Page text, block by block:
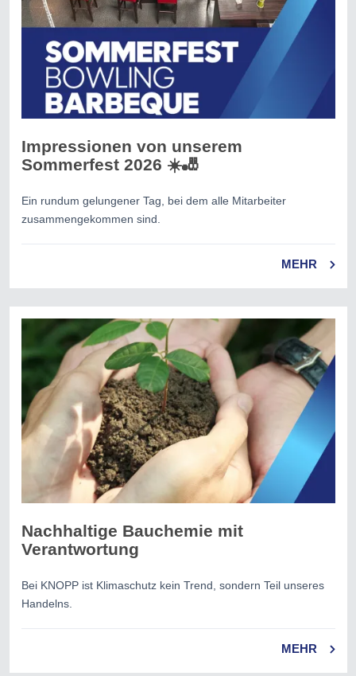
Impressionen von unserem
Sommerfest 2026 ☀️🎳
Ein rundum gelungener Tag, bei dem alle Mitarbeiter
zusammengekommen sind.
MEHR
Nachhaltige Bauchemie mit
Verantwortung
Bei KNOPP ist Klimaschutz kein Trend, sondern Teil unseres
Handelns.
MEHR